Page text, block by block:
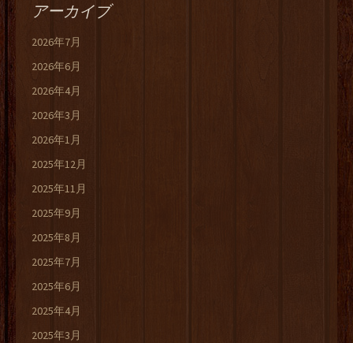
アーカイブ
2026年7月
2026年6月
2026年4月
2026年3月
2026年1月
2025年12月
2025年11月
2025年9月
2025年8月
2025年7月
2025年6月
2025年4月
2025年3月